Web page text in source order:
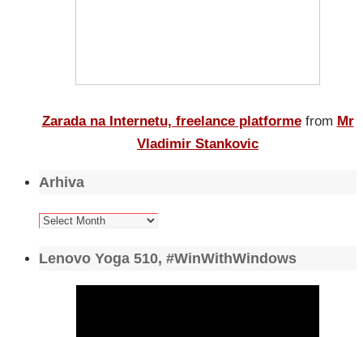
Zarada na Internetu, freelance platforme from Mr
Vladimir Stankovic
Arhiva
Arhiva
Lenovo Yoga 510, #WinWithWindows